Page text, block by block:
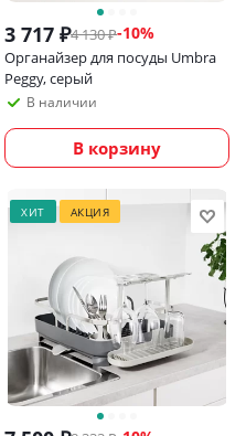
3 717 ₽4 130₽-10%
Органайзер для посуды Umbra
Peggy, серый
В наличии
В корзину
ХИТ АКЦИЯ